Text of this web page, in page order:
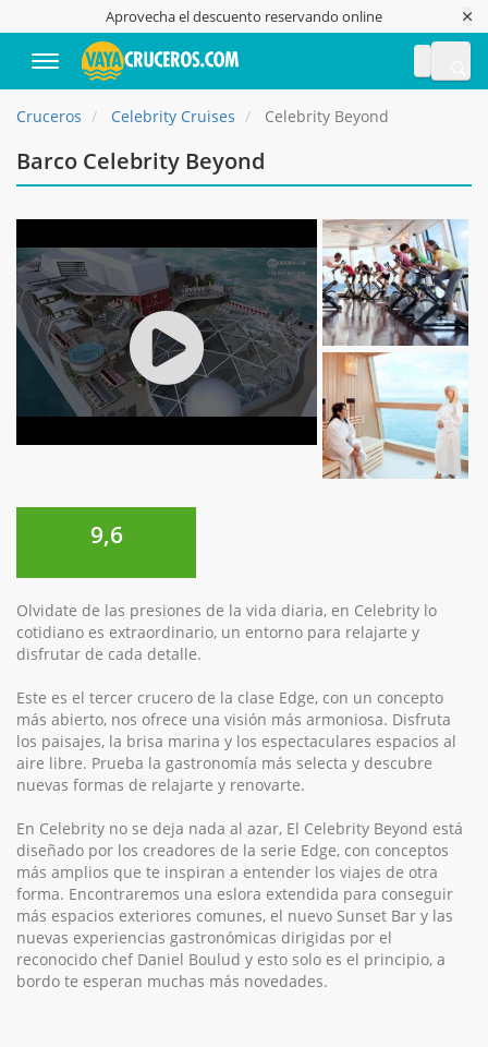
Aprovecha el descuento reservando online
Cruceros Celebrity Cruises Celebrity Beyond
Barco Celebrity Beyond
9,6
Olvidate de las presiones de la vida diaria, en Celebrity lo
cotidiano es extraordinario, un entorno para relajarte y
disfrutar de cada detalle.
Este es el tercer crucero de la clase Edge, con un concepto
más abierto, nos ofrece una visión más armoniosa. Disfruta
los paisajes, la brisa marina y los espectaculares espacios al
aire libre. Prueba la gastronomía más selecta y descubre
nuevas formas de relajarte y renovarte.
En Celebrity no se deja nada al azar, El Celebrity Beyond está
diseñado por los creadores de la serie Edge, con conceptos
más amplios que te inspiran a entender los viajes de otra
forma. Encontraremos una eslora extendida para conseguir
más espacios exteriores comunes, el nuevo Sunset Bar y las
nuevas experiencias gastronómicas dirigidas por el
reconocido chef Daniel Boulud y esto solo es el principio, a
bordo te esperan muchas más novedades.